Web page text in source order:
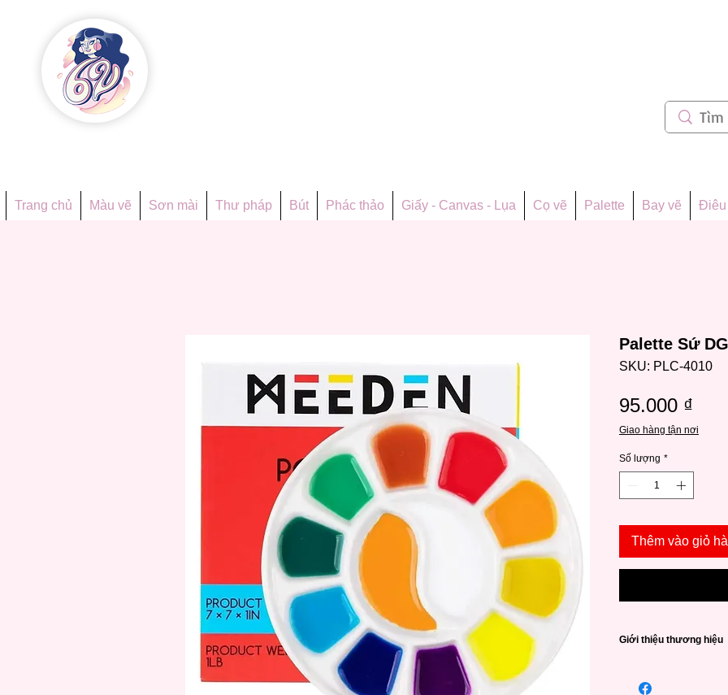
Trang chủ Màu vẽ Sơn mài Thư pháp Bút Phác thảo Giấy - Canvas - Lụa Cọ vẽ Palette Bay vẽ Điêu
Palette Sứ
SKU: PLC-4010
95.000 ₫
Giao hàng tận nơi
Số lượng *
Thêm vào giỏ
Giới thiệu thương hiệu
năm,Meeden